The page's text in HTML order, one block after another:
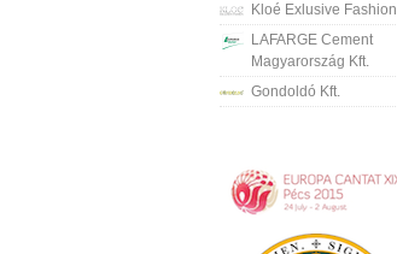
Kloé Exlusive Fashion
LAFARGE Cement
Magyarország Kft.
Gondoldó Kft.